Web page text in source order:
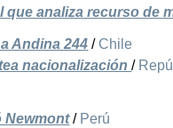
analiza recurso de
Andina 244 / Chile
nacionalización/
Newmont/ Perú